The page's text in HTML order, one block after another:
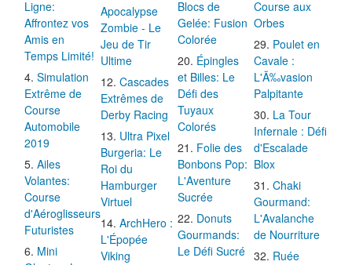
Ligne:
Affrontez vos
Amis en
Temps Limité!
Simulation
Extrême de
Course
Automobile
2019
Ailes
Volantes:
Course
d'Aéroglisseurs
Futuristes
Mini
Apocalypse
Zombie - Le
Jeu de Tir
Ultime
Cascades
Extrêmes de
Derby Racing
Ultra Pixel
Burgeria: Le
Roi du
Hamburger
Virtuel
ArchHero :
L'Épopée
Viking
Blocs de
Gelée: Fusion
Colorée
Épingles
et Billes: Le
Défi des
Tuyaux
Colorés
Folie des
Bonbons Pop:
L'Aventure
Sucrée
Donuts
Gourmands:
Le Défi Sucré
Course aux
Orbes
Poulet en
Cavale :
L'Ã‰vasion
Palpitante
La Tour
Infernale : Défi
d'Escalade
Blox
Chaki
Gourmand:
L'Avalanche
de Nourriture
Ruée